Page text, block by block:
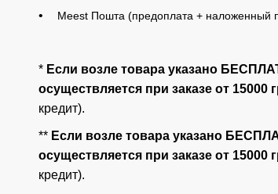
Meest Пошта (предоплата + наложенный
* Если возле товара указано
осуществляется при заказе от 15000
кредит).
** Если возле товара указано
осуществляется при заказе от 15000
кредит).